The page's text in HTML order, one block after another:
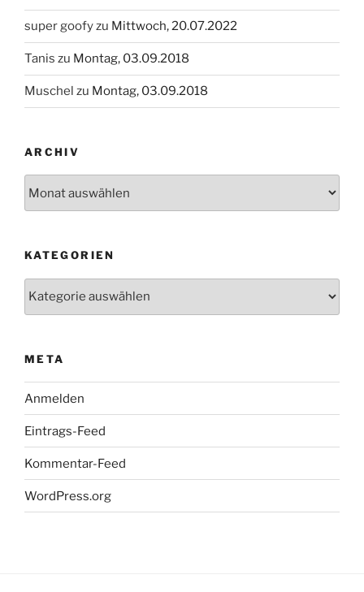
super goofyzu Mittwoch, 20.07.2022
Tanis zu Montag, 03.09.2018
Muschel zu Montag, 03.09.2018
ARCHIV
KATEGORIEN
META
Anmelden
Eintrags-Feed
Kommentar-Feed
WordPress.org